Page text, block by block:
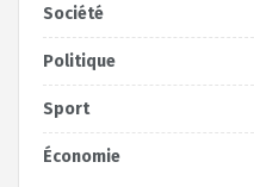
Société
Politique
Sport
Économie